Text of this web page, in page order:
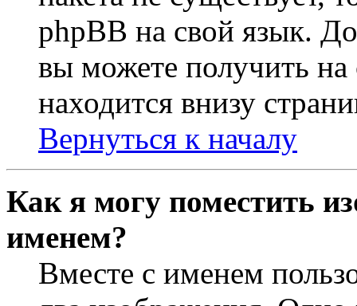
phpBB на свой язык.
вы можете получить на
находится внизу
Вернуться к началу
Как я могу поместить
именем?
Вместе с именем